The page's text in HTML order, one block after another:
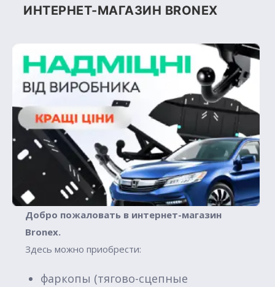
ИНТЕРНЕТ-МАГАЗИН BRONEX
Добро пожаловать в интернет-магазин
Вronex.
Здесь можно приобрести:
фаркопы (тягово-сцепные